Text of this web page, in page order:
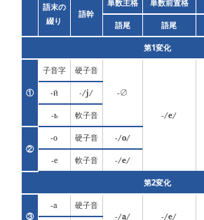
語末の
綴り
語幹
単数主格 単数前置格
語尾
語尾
第1変化
①
子音字 硬子音
-∅
-/e/
-й
-/j/
-ь
軟子音
②
-о 硬子音 -/o/
-е 軟子音 -/e/
第2変化
③
-а 硬子音
-/a/ -/e/